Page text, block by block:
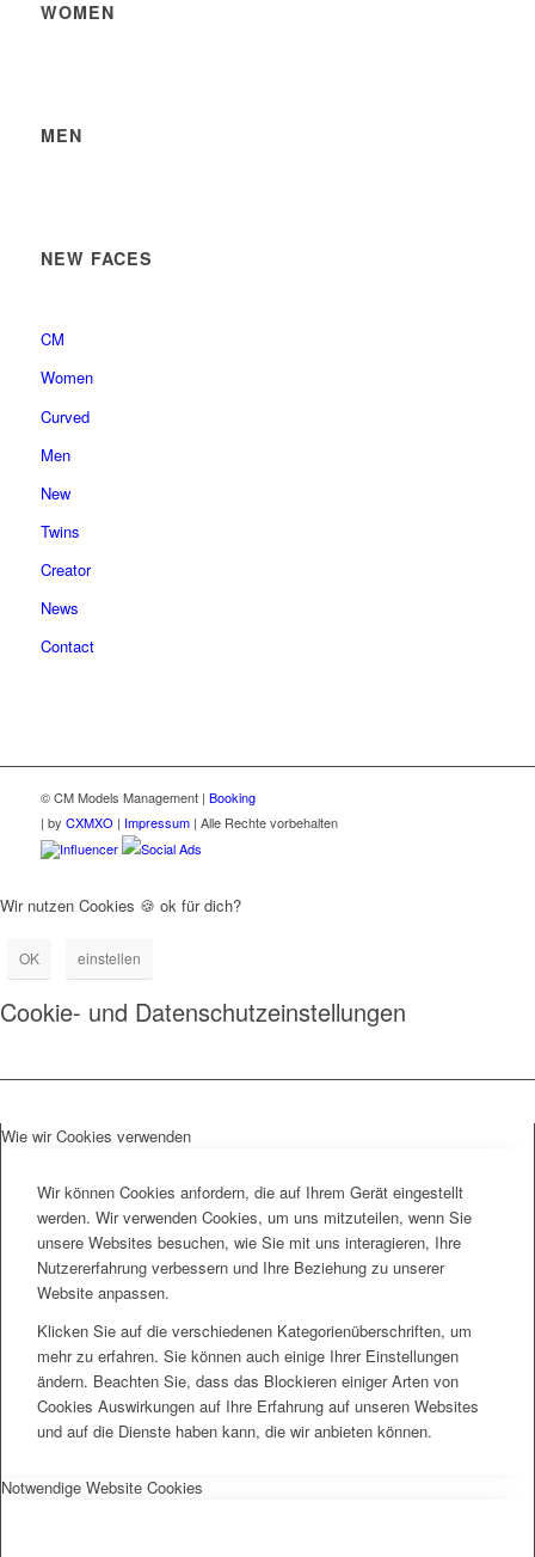
WOMEN
MEN
NEW FACES
CM
Women
Curved
Men
New
Twins
Creator
News
Contact
© CM Models Management | Booking
| by CXMXO | Impressum| Alle Rechte vorbehalten
Influencer
Social Ads
Wir nutzen Cookies 🍪 ok für dich?
OK einstellen
Cookie- und Datenschutzeinstellungen
Wie wir Cookies verwenden
Wir können Cookies anfordern, die auf Ihrem Gerät eingestellt
werden. Wir verwenden Cookies, um uns mitzuteilen, wenn Sie
unsere Websites besuchen, wie Sie mit uns interagieren, Ihre
Nutzererfahrung verbessern und Ihre Beziehung zu unserer
Website anpassen.
Klicken Sie auf die verschiedenen Kategorienüberschriften, um
mehr zu erfahren. Sie können auch einige Ihrer Einstellungen
ändern. Beachten Sie, dass das Blockieren einiger Arten von
Cookies Auswirkungen auf Ihre Erfahrung auf unseren Websites
und auf die Dienste haben kann, die wir anbieten können.
Notwendige Website Cookies